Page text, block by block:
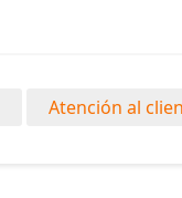
Atención al